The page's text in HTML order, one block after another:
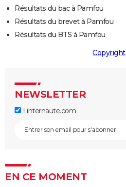
Résultats du bac à Pamfou
Résultats du brevet à Pamfou
Résultats du BTS à Pamfou
Copyright
NEWSLETTER
Linternaute.com
EN CE MOMENT